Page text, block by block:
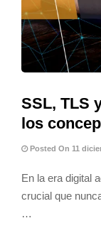
SSL, TLS
los
Posted On 11
En la era digital
crucial que
…